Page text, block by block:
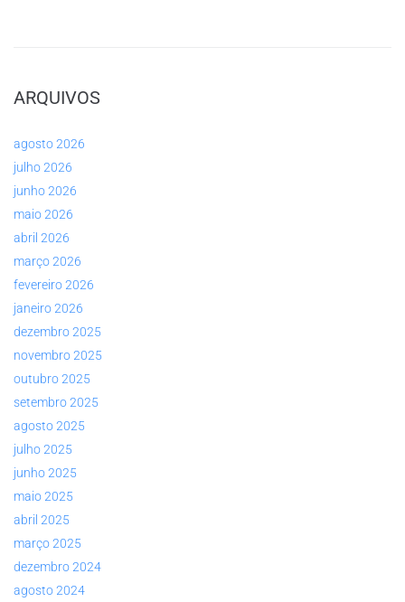
ARQUIVOS
agosto 2026
julho 2026
junho 2026
maio 2026
abril 2026
março 2026
fevereiro 2026
janeiro 2026
dezembro 2025
novembro 2025
outubro 2025
setembro 2025
agosto 2025
julho 2025
junho 2025
maio 2025
abril 2025
março 2025
dezembro 2024
agosto 2024